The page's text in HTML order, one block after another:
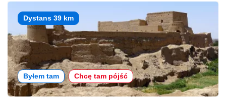
Dystans 39 km
Byłem tam Chcę tam pójść